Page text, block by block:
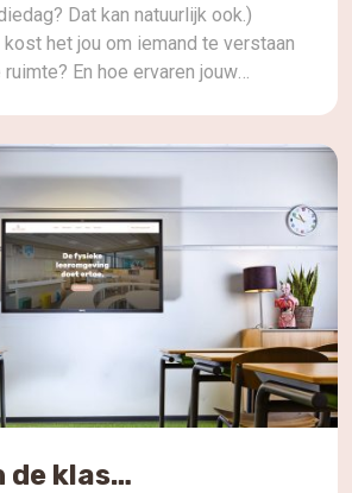
Dat kan natuurlijk ook.)
het jou om iemand te verstaan
En hoe ervaren jouw
én leerprestaties. In deze
de klas…